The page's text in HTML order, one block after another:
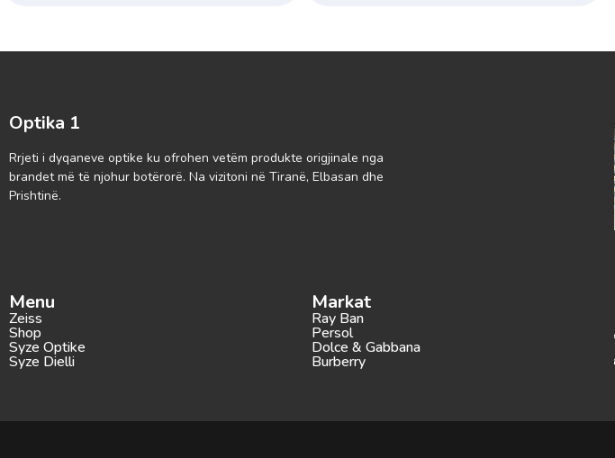
Optika 1
Rrjeti i dyqaneve optike ku ofrohen vetëm produkte origjinale nga
brandet më të njohur botërorë. Na vizitoni në Tiranë, Elbasan dhe
Prishtinë.
Menu
Zeiss
Shop
Syze Optike
Syze Dielli
Markat
Ray Ban
Persol
Dolce & Gabbana
Burberry